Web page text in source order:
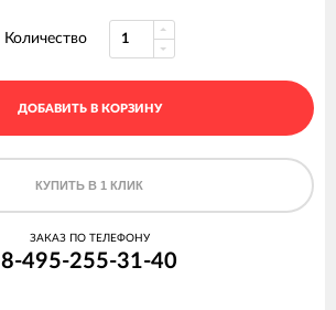
Количество
ДОБАВИТЬ В КОРЗИНУ
КУПИТЬ В 1 КЛИК
ЗАКАЗ ПО ТЕЛЕФОНУ
8-495-255-31-40